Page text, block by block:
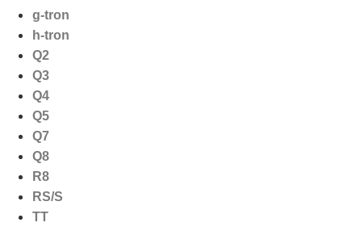
g-tron
h-tron
Q2
Q3
Q4
Q5
Q7
Q8
R8
RS/S
TT